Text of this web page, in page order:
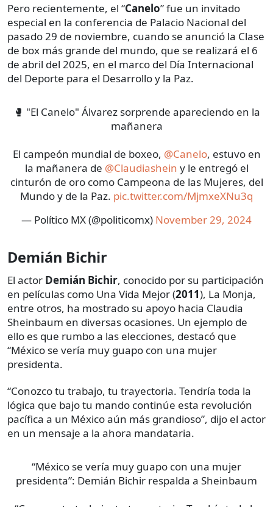
Pero recientemente, el “Canelo” fue un invitado
especial en la conferencia de Palacio Nacional del
pasado 29 de noviembre, cuando se anunció la Clase
de box más grande del mundo, que se realizará el 6
de abril del 2025, en el marco del Día Internacional
del Deporte para el Desarrollo y la Paz.
🥊 "El Canelo" Álvarez sorprende apareciendo en la
mañanera
El campeón mundial de boxeo, @Canelo, estuvo en
la mañanera de @Claudiashein y le entregó el
cinturón de oro como Campeona de las Mujeres, del
Mundo y de la Paz. pic.twitter.com/MjmxeXNu3q
— Político MX (@politicomx) November 29, 2024
Demián Bichir
El actor Demián Bichir, conocido por su participación
en películas como Una Vida Mejor (2011), La Monja,
entre otros, ha mostrado su apoyo hacia Claudia
Sheinbaum en diversas ocasiones. Un ejemplo de
ello es que rumbo a las elecciones, destacó que
“México se vería muy guapo con una mujer
presidenta.
“Conozco tu trabajo, tu trayectoria. Tendría toda la
lógica que bajo tu mando continúe esta revolución
pacífica a un México aún más grandioso”, dijo el actor
en un mensaje a la ahora mandataria.
“México se vería muy guapo con una mujer
presidenta”: Demián Bichir respalda a Sheinbaum